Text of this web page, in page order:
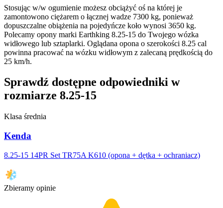
Stosując w/w ogumienie możesz obciążyć oś na której je
zamontowono ciężarem o łącznej wadze 7300 kg, ponieważ
dopuszczalne obiążenia na pojedyńcze koło wynosi 3650 kg.
Polecamy opony marki Earthking 8.25-15 do Twojego wózka
widłowego lub sztaplarki. Oglądana opona o szerokości 8.25 cal
powinna pracować na wózku widłowym z zalecaną prędkością do
25 km/h.
Sprawdź dostępne odpowiedniki w
rozmiarze 8.25-15
Klasa średnia
Kenda
8.25-15 14PR Set TR75A K610 (opona + dętka + ochraniacz)
Zbieramy opinie